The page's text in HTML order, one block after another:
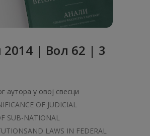
| Вол 62 | 3
аутора у овој свесци
OF JUDICIAL
SUB-NATIONAL
LAWS IN FEDERAL